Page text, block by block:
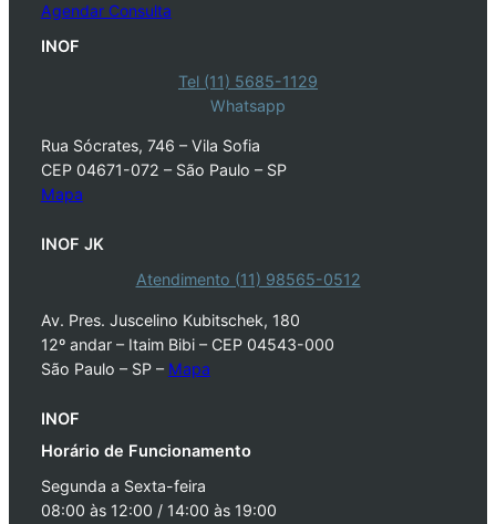
Agendar Consulta
INOF
Tel (11) 5685-1129
Whatsapp
Rua Sócrates, 746 – Vila Sofia
CEP 04671-072 – São Paulo – SP
Mapa
INOF JK
Atendimento (11) 98565-0512
Av. Pres. Juscelino Kubitschek, 180
12º andar – Itaim Bibi – CEP 04543-000
São Paulo – SP – Mapa
INOF
Horário de Funcionamento
Segunda a Sexta-feira
08:00 às 12:00 / 14:00 às 19:00